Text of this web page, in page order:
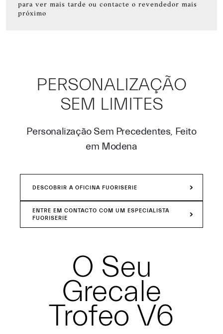
para ver mais tarde ou contacte o revendedor mais
próximo
PERSONALIZAÇÃO
SEM LIMITES
Personalização Sem Precedentes, Feito
em Modena
DESCOBRIR A OFICINA FUORISERIE
ENTRE EM CONTACTO COM UM ESPECIALISTA
FUORISERIE
O Seu
Grecale
Trofeo V6